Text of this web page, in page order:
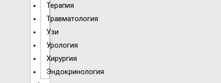
Терапия
Травматология
Узи
Урология
Хирургия
Эндокринология